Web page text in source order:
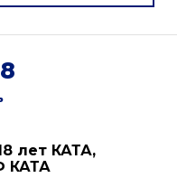
лет КАТА,
КАТА